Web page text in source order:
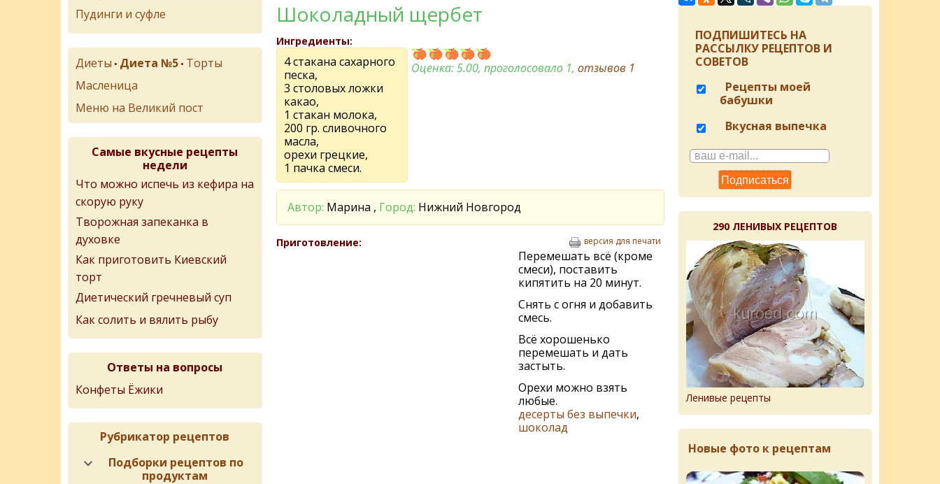
Шоколадный щербет
Ингредиенты:
4 стакана сахарного
песка,
3 столовых ложки
какао,
1 стакан молока,
200 гр. сливочного
масла,
орехи грецкие,
1 пачка смеси.
Оценка:5.00, проголосовало 1,отзывов 1
Автор: Марина , Город: Нижний Новгород
Приготовление: версия для печати
Перемешать всё (кроме
смеси), поставить
кипятить на 20 минут.
Снять с огня и добавить
смесь.
Всё хорошенько
перемешать и дать
застыть.
Орехи можно взять
любые.
десерты без выпечки,
шоколад
Пудинги и суфле
Диеты • Диета №5 • Торты
Масленица
Меню на Великий пост
Самые вкусные рецепты
недели
Что можно испечь из кефира на
скорую руку
Творожная запеканка в
духовке
Как приготовить Киевский
торт
Диетический гречневый суп
Как солить и вялить рыбу
Ответы на вопросы
Конфеты Ёжики
Рубрикатор рецептов
Подборки рецептов по
продуктам
ПОДПИШИТЕСЬ НА
РАССЫЛКУ РЕЦЕПТОВ И
СОВЕТОВ
Рецепты моей
бабушки
Вкусная выпечка
290 ЛЕНИВЫХ РЕЦЕПТОВ
Ленивые рецепты
Новые фото к рецептам